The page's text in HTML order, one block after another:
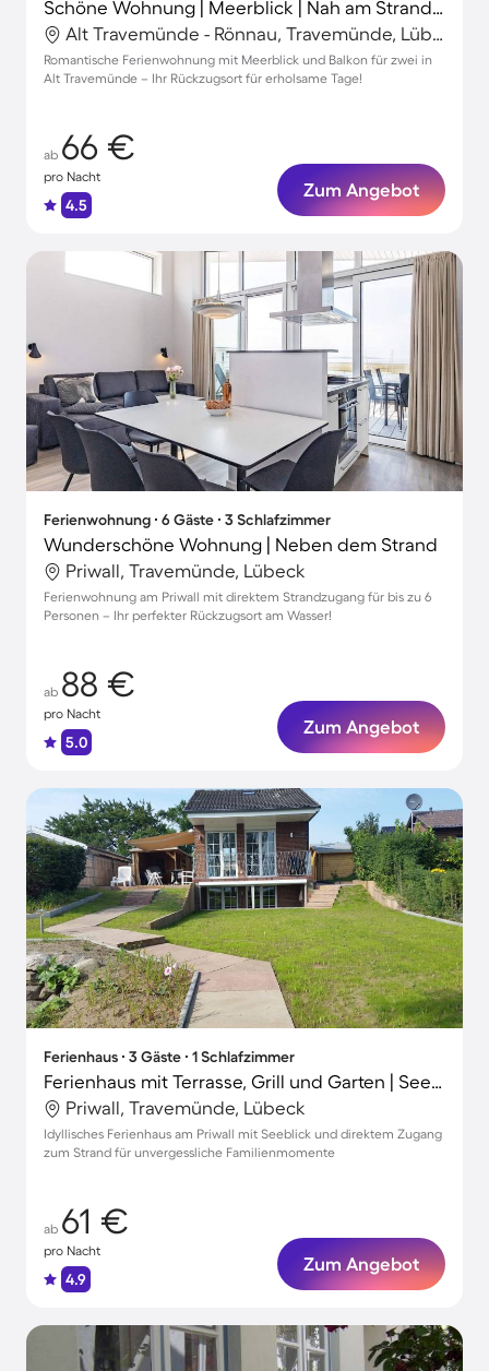
Schöne Wohnung | Meerblick | Nah am Strand | Haustiere erlaubt
Alt Travemünde - Rönnau, Travemünde, Lübeck
Romantische Ferienwohnung mit Meerblick und Balkon für zwei in
Alt Travemünde – Ihr Rückzugsort für erholsame Tage!
ab 66 €
pro Nacht
4.5
Zum Angebot
Ferienwohnung ∙ 6 Gäste ∙ 3 Schlafzimmer
Wunderschöne Wohnung | Neben dem Strand
Priwall, Travemünde, Lübeck
Ferienwohnung am Priwall mit direktem Strandzugang für bis zu 6
Personen – Ihr perfekter Rückzugsort am Wasser!
ab 88 €
pro Nacht
5.0
Zum Angebot
Ferienhaus ∙ 3 Gäste ∙ 1 Schlafzimmer
Ferienhaus mit Terrasse, Grill und Garten | Seeblick
Priwall, Travemünde, Lübeck
Idyllisches Ferienhaus am Priwall mit Seeblick und direktem Zugang
zum Strand für unvergessliche Familienmomente
ab 61 €
pro Nacht
4.9
Zum Angebot